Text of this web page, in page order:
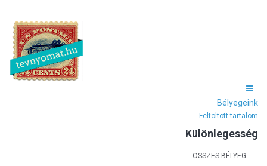
Bélyegeink
Feltöltött tartalom
Különlegesség
ÖSSZES BÉLYEG